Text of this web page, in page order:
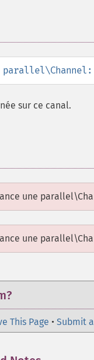
sur ce canal.
une
une
This Page • Submit